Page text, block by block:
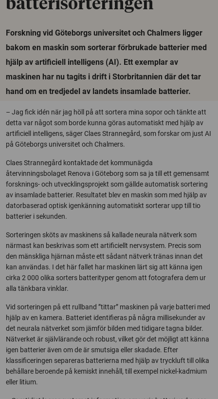
batterisorteringen
Forskning vid Göteborgs universitet och Chalmers ligger
bakom en maskin som sorterar förbrukade batterier med
hjälp av artificiell intelligens (AI). Ett exemplar av
maskinen har nu tagits i drift i Storbritannien där det tar
hand om en tredjedel av landets insamlade batterier.
– Jag fick idén när jag höll på att sortera mina sopor och tänkte att
detta var något som borde kunna göras automatiskt med hjälp av
artificiell intelligens, säger Claes Strannegård, som forskar om just AI
på Göteborgs universitet och Chalmers.
Claes Strannegård kontaktade det kommunägda
återvinningsbolaget Renova i Göteborg som sa ja till ett gemensamt
forsknings- och utvecklingsprojekt som gällde automatisk sortering
av insamlade batterier. Resultatet blev en maskin som med hjälp av
datorbaserad optisk igenkänning automatiskt sorterar upp till tio
batterier i sekunden.
Sorteringen sköts av maskinens så kallade neurala nätverk som
närmast kan beskrivas som ett artificiellt nervsystem. Precis som
den mänskliga hjärnan måste ett sådant nätverk tränas innan det
kan användas. I det här fallet har maskinen lärt sig att känna igen
cirka 2 000 olika sorters batterityper genom att fotografera dem ur
alla tänkbara vinklar.
Vid sorteringen på ett rullband ”tittar” maskinen på varje batteri med
hjälp av en kamera. Batteriet identifieras på några millisekunder av
det neurala nätverket som jämför bilden med tidigare tagna bilder.
Nätverket är självlärande och robust, vilket gör det möjligt att känna
igen batterier även om de är smutsiga eller skadade. Efter
klassificeringen separeras batterierna med hjälp av tryckluft till olika
behållare beroende på kemiskt innehåll, till exempel nickel-kadmium
eller litium.